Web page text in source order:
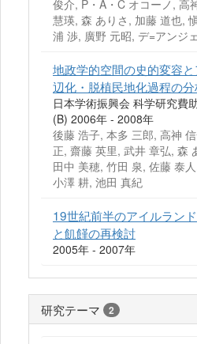
俊介, P・A・C オコーノ, 高
慧瑛, 森 ありさ, 加藤 道也,
浦 渉, 廣野 元昭, デ=アンジ
地政学的空間の史的変容
辺化・脱植民地化過程の
日本学術振興会 科学研究費
(B) 2006年 - 2008年
後藤 浩子, 本多 三郎, 高神
正, 齋藤 英里, 武井 章弘, 森
田中 美穂, 竹田 泉, 佐藤 泰
小澤 耕, 池田 真紀
19世紀前半のアイルラン
と飢饉の再検討
2005年 - 2007年
研究テーマ 2